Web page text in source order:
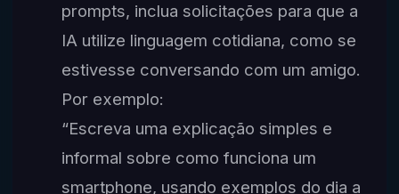
prompts, inclua solicitações para que a
IA utilize linguagem cotidiana, como se
estivesse conversando com um amigo.
Por exemplo:
“Escreva uma explicação simples e
informal sobre como funciona um
smartphone, usando exemplos do dia a